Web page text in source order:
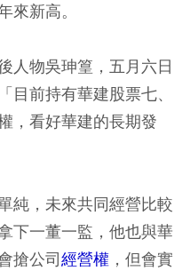
來新高。
人物吳珅篁，五月六日
目前持有華建股票七、
，看好華建的長期發
純，未來共同經營比較
下一董一監，他也與華
搶公司經營權 ，但會實